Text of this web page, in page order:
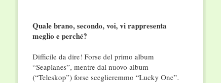
Quale brano, secondo, voi, vi rappresenta
meglio e perché?
Difficile da dire! Forse del primo album
“Seaplanes”, mentre dal nuovo album
(“Teleskop”) forse sceglieremmo “Lucky One”.